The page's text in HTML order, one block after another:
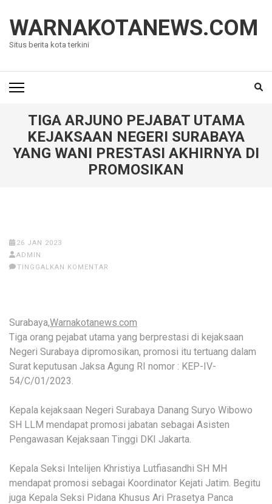
konten
(Tekan
WARNAKOTANEWS.COM
Situs berita kota terkini
TIGA ARJUNO PEJABAT UTAMA
KEJAKSAAN NEGERI SURABAYA
YANG WANI PRESTASI AKHIRNYA DI
PROMOSIKAN
26 JAN 2023
ADMIN
TINGGALKAN KOMENTAR
Surabaya,Warnakotanews.com
Tiga orang pejabat utama yang berprestasi di kejaksaan
Negeri Surabaya dipromosikan, promosi itu tertuang dalam
Surat keputusan Jaksa Agung RI nomor : KEP-IV-
54/C/01/2023.
Kepala kejaksaan Negeri Surabaya Danang Suryo Wibowo
SH LLM mendapat promosi jabatan sebagai Asisten
Pengawasan Kejaksaan Tinggi DKI Jakarta.
Kepala Seksi Intelijen Khristiya Lutfiasandhi SH MH
mendapat promosi sebagai Koordinator Kejati Jatim. Begitu
juga Kepala Seksi Pidana Khusus Ari Prasetya Panca